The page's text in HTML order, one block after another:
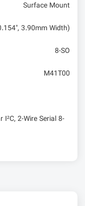
Surface Mount
3.90mm Width)
8-SO
M41T00
I²C, 2-Wire Serial 8-